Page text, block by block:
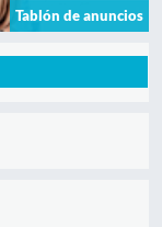
Tablón de anuncios